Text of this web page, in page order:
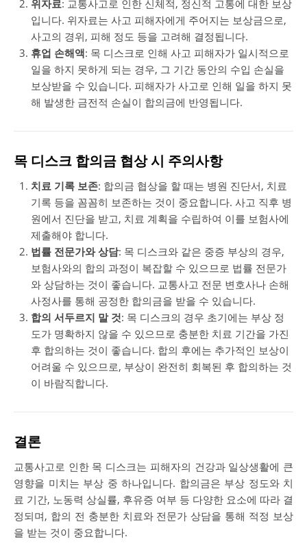
위자료: 교통사고로 인한 신체적, 정신적 고통에 대한 보상
입니다. 위자료는 사고 피해자에게 주어지는 보상금으로,
사고의 경위, 피해 정도 등을 고려해 결정됩니다.
휴업 손해액: 목 디스크로 인해 사고 피해자가 일시적으로
일을 하지 못하게 되는 경우, 그 기간 동안의 수입 손실을
보상받을 수 있습니다. 피해자가 사고로 인해 일을 하지 못
해 발생한 금전적 손실이 합의금에 반영됩니다.
목 디스크 합의금 협상 시 주의사항
치료 기록 보존: 합의금 협상을 할 때는 병원 진단서, 치료
기록 등을 꼼꼼히 보존하는 것이 중요합니다. 사고 직후 병
원에서 진단을 받고, 치료 계획을 수립하여 이를 보험사에
제출해야 합니다.
법률 전문가와 상담: 목 디스크와 같은 중증 부상의 경우,
보험사와의 합의 과정이 복잡할 수 있으므로 법률 전문가
와 상담하는 것이 좋습니다. 교통사고 전문 변호사나 손해
사정사를 통해 공정한 합의금을 받을 수 있습니다.
합의 서두르지 말 것: 목 디스크의 경우 초기에는 부상 정
도가 명확하지 않을 수 있으므로 충분한 치료 기간을 가진
후 합의하는 것이 좋습니다. 합의 후에는 추가적인 보상이
어려울 수 있으므로, 부상이 완전히 회복된 후 합의하는 것
이 바람직합니다.
결론
교통사고로 인한 목 디스크는 피해자의 건강과 일상생활에 큰
영향을 미치는 부상 중 하나입니다. 합의금은 부상 정도와 치
료 기간, 노동력 상실률, 후유증 여부 등 다양한 요소에 따라 결
정되며, 합의 전 충분한 치료와 전문가 상담을 통해 적정 보상
을 받는 것이 중요합니다.